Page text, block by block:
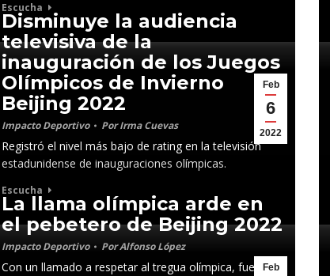
Escucha
Feb
6
2022
Disminuye la audiencia
televisiva de la
inauguración de los Juegos
Olímpicos de Invierno
Beijing 2022
Impacto Deportivo PorIrma Cuevas
Registró el nivel más bajo de rating en la televisión
estadunidense de inauguraciones olímpicas.
Escucha
Feb
La llama olímpica arde en
el pebetero de Beijing 2022
Impacto Deportivo PorAlfonso López
Con un llamado a respetar al tregua olímpica, fueron